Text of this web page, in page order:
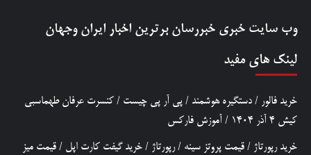
وب سایت خبری خبررسان برترین اخبار ایران وجهان
لینک های مفید
خرید فالور / دستگیره هوشمند / پی آر پی چیست / کنسرت عرفان طهماسبی
کیش 4 آذر 1404
/ آموزش فارکس
خرید رپورتاژ / قیمت پروتز سینه /رپورتاژ / خرید گیفت کارت اپل / قیمت میز